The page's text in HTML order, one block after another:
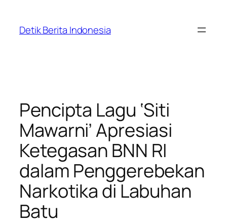
content
Detik Berita Indonesia
Pencipta Lagu ‘Siti
Mawarni’ Apresiasi
Ketegasan BNN RI
dalam Penggerebekan
Narkotika di Labuhan
Batu